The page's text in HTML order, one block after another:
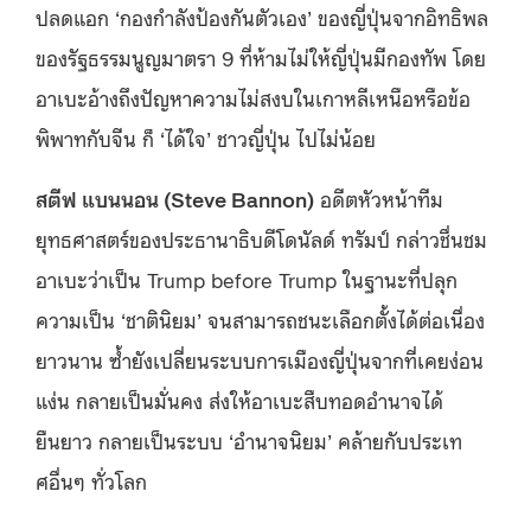
ปลดแอก ‘กองกำลังป้องกันตัวเอง’ ของญี่ปุ่นจากอิทธิพล
ของรัฐธรรมนูญมาตรา 9 ที่ห้ามไม่ให้ญี่ปุ่นมีกองทัพ โดย
อาเบะอ้างถึงปัญหาความไม่สงบในเกาหลีเหนือหรือข้อ
พิพาทกับจีน ก็ ‘ได้ใจ’ ชาวญี่ปุ่น ไปไม่น้อย
สตีฟ แบนนอน (Steve Bannon) อดีตหัวหน้าทีม
ยุทธศาสตร์ของประธานาธิบดีโดนัลด์ ทรัมป์ กล่าวชื่นชม
อาเบะว่าเป็น Trump before Trump ในฐานะที่ปลุก
ความเป็น ‘ชาตินิยม’ จนสามารถชนะเลือกตั้งได้ต่อเนื่อง
ยาวนาน ซ้ำยังเปลี่ยนระบบการเมืองญี่ปุ่นจากที่เคยง่อน
แง่น กลายเป็นมั่นคง ส่งให้อาเบะสืบทอดอำนาจได้
ยืนยาว กลายเป็นระบบ ‘อำนาจนิยม’ คล้ายกับประเท
ศอื่นๆ ทั่วโลก